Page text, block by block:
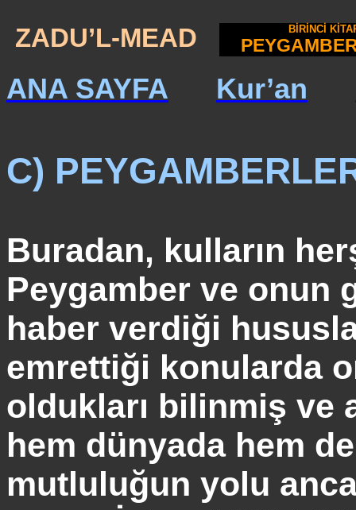
ZADU’L-MEAD BİRİNCİ
ANA SAYFA Kur’an
C)
Buradan, kulların
Peygamber ve onun
haber verdiği
emrettiği konularda
oldukları bilinmiş ve
hem dünyada hem
mutluluğun yolu